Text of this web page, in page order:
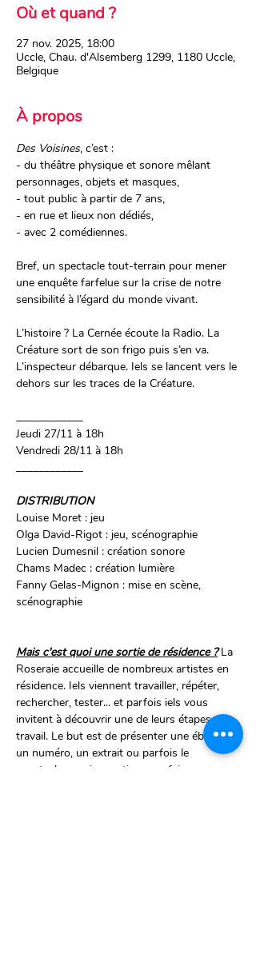
Où et quand ?
27 nov. 2025, 18:00
Uccle, Chau. d'Alsemberg 1299, 1180 Uccle,
Belgique
À propos
Des Voisines, c’est :
- du théâtre physique et sonore mêlant
personnages, objets et masques,
- tout public à partir de 7 ans,
- en rue et lieux non dédiés,
- avec 2 comédiennes.
Bref, un spectacle tout-terrain pour mener
une enquête farfelue sur la crise de notre
sensibilité à l’égard du monde vivant.
L’histoire ? La Cernée écoute la Radio. La
Créature sort de son frigo puis s’en va.
L’inspecteur débarque. Iels se lancent vers le
dehors sur les traces de la Créature.
____________
Jeudi 27/11 à 18h
Vendredi 28/11 à 18h
____________
DISTRIBUTION
Louise Moret : jeu
Olga David-Rigot : jeu, scénographie
Lucien Dumesnil : création sonore
Chams Madec : création lumière
Fanny Gelas-Mignon : mise en scène,
scénographie
Mais c'est quoi une sortie de résidence ? La
Roseraie accueille de nombreux artistes en
résidence. Iels viennent travailler, répéter,
rechercher, tester... et parfois iels vous
invitent à découvrir une de leurs étapes de
travail. Le but est de présenter une ébauche,
un numéro, un extrait ou parfois le
spectacle quasi en entier pour faire avancer